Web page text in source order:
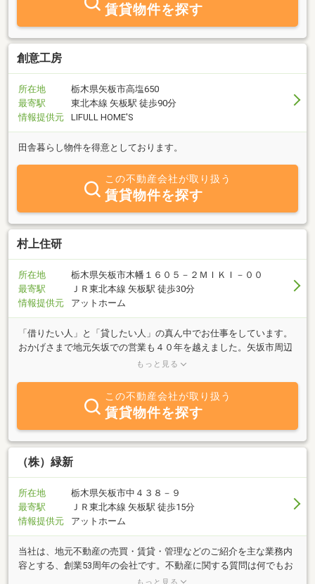
賃貸物件を探す
創意工房
所在地
栃木県矢板市高塩650
最寄駅
東北本線 矢板駅 徒歩90分
情報提供元
LIFULL HOME'S
田舎暮らし物件を得意としております。
この不動産会社が取り扱う
賃貸物件を探す
村上住研
所在地
栃木県矢板市木幡１６０５－２ＭＩＫＩ－００
最寄駅
ＪＲ東北本線 矢板駅 徒歩30分
情報提供元
アットホーム
「借りたい人」と「貸したい人」の真ん中でお仕事をしています。
おかげさまで地元矢坂での営業も４０年を越えました。矢坂市周辺
での物件探しはお任せ下さい。「賃貸」「売買」「管理」など不動
て頂きます。ご来店、ご連絡お待ち申し上げております。
もっと見る
この不動産会社が取り扱う
賃貸物件を探す
（株）緑新
所在地
栃木県矢板市中４３８－９
最寄駅
ＪＲ東北本線 矢板駅 徒歩15分
情報提供元
アットホーム
当社は、地元不動産の売買・賃貸・管理などのご紹介を主な業務内
容とする、創業53周年の会社です。不動産に関する質問は何でもお
気軽にご相談ください。豊富な情報力でお客様のご希望に併せたス